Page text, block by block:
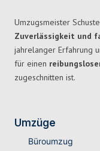
Umzugsmeister
Zuverlässigkeit und
jahrelanger Erfahrung
für einen
zugeschnitten ist.
Umzüge
Büroumzug